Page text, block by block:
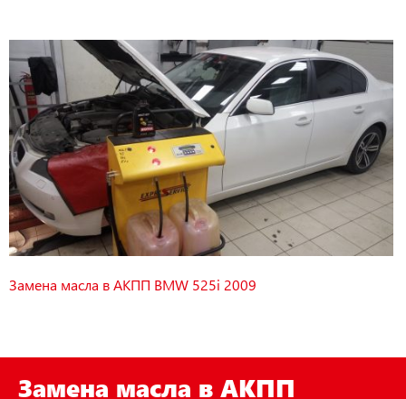
Замена масла в АКПП BMW 525i 2009
Замена масла в АКПП